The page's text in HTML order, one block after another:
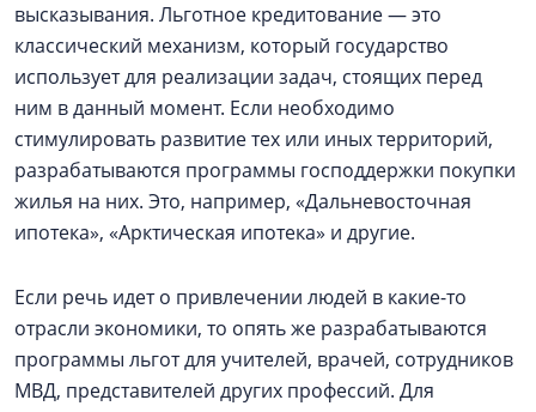
высказывания. Льготное кредитование — это
классический механизм, который государство
использует для реализации задач, стоящих перед
ним в данный момент. Если необходимо
стимулировать развитие тех или иных территорий,
разрабатываются программы господдержки покупки
жилья на них. Это, например, «Дальневосточная
ипотека», «Арктическая ипотека» и другие.
Если речь идет о привлечении людей в какие-то
отрасли экономики, то опять же разрабатываются
программы льгот для учителей, врачей, сотрудников
МВД, представителей других профессий. Для